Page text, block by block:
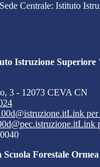
Sede Centrale: Istituto
Istruzione
3 - 12073 CEVA CN
Link per
Link
Scuola Forestale